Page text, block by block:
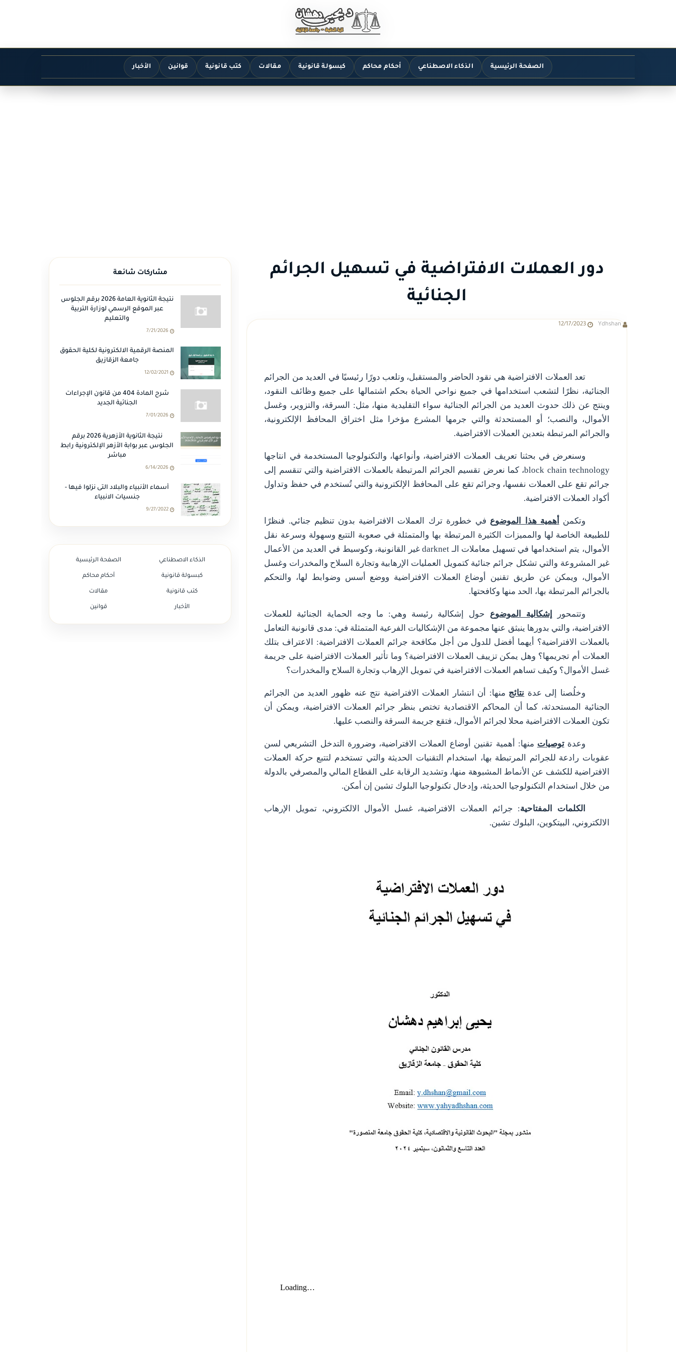
الصفحة الرئيسية الذكاء الاصطناعي أحكام محاكم كبسولة قانونية مقالات كتب قانونية قوانين الأخبار
دور العملات الافتراضية في تسهيل الجرائم
الجنائية
Ydhshan
12/17/2023
تعد العملات الافتراضية هي نقود الحاضر والمستقبل، وتلعب دورًا رئيسيًا في العديد من الجرائم
الجنائية، نظرًا لتشعب استخدامها في جميع نواحي الحياة بحكم اشتمالها على جميع وظائف النقود،
وينتج عن ذلك حدوث العديد من الجرائم الجنائية سواء التقليدية منها، مثل: السرقة، والتزوير، وغسل
الأموال، والنصب؛ أو المستحدثة والتي جرمها المشرع مؤخرا مثل اختراق المحافظ الإلكترونية،
والجرائم المرتبطة بتعدين العملات الافتراضية.
وسنعرض في بحثنا تعريف العملات الافتراضية، وأنواعها، والتكنولوجيا المستخدمة في انتاجها
block chain technology، كما نعرض تقسيم الجرائم المرتبطة بالعملات الافتراضية والتي تنقسم إلى
جرائم تقع على العملات نفسها، وجرائم تقع على المحافظ الإلكترونية والتي تُستخدم في حفظ وتداول
أكواد العملات الافتراضية.
وتكمن أهمية هذا الموضوع في خطورة ترك العملات الافتراضية بدون تنظيم جنائي. فنظرًا
للطبيعة الخاصة لها والمميزات الكثيرة المرتبطة بها والمتمثلة في صعوبة التتبع وسهولة وسرعة نقل
الأموال، يتم استخدامها في تسهيل معاملات الـ darknetغير القانونية، وكوسيط في العديد من الأعمال
غير المشروعة والتي تشكل جرائم جنائية كتمويل العمليات الإرهابية وتجارة السلاح والمخدرات وغسل
الأموال، ويمكن عن طريق تقنين أوضاع العملات الافتراضية ووضع أسس وضوابط لها، والتحكم
بالجرائم المرتبطة بها، الحد منها وكافحتها.
وتتمحور إشكالية الموضوع حول إشكالية رئيسة وهي: ما وجه الحماية الجنائية للعملات
الافتراضية، والتي بدورها ينبثق عنها مجموعة من الإشكاليات الفرعية المتمثلة في: مدى قانونية التعامل
بالعملات الافتراضية؟ أيهما أفضل للدول من أجل مكافحة جرائم العملات الافتراضية: الاعتراف بتلك
العملات أم تجريمها؟ وهل يمكن تزييف العملات الافتراضية؟ وما تأثير العملات الافتراضية على جريمة
غسل الأموال؟ وكيف تساهم العملات الافتراضية في تمويل الإرهاب وتجارة السلاح والمخدرات؟
وخلُصنا إلى عدة نتائج منها: أن انتشار العملات الافتراضية نتج عنه ظهور العديد من الجرائم
الجنائية المستحدثة، كما أن المحاكم الاقتصادية تختص بنظر جرائم العملات الافتراضية، ويمكن أن
تكون العملات الافتراضية محلا لجرائم الأموال، فتقع جريمة السرقة والنصب عليها.
وعدةتوصيات منها: أهمية تقنين أوضاع العملات الافتراضية، وضرورة التدخل التشريعي لسن
عقوبات رادعة للجرائم المرتبطة بها، استخدام التقنيات الحديثة والتي تستخدم لتتبع حركة العملات
الافتراضية للكشف عن الأنماط المشبوهة منها، وتشديد الرقابة على القطاع المالي والمصرفي بالدولة
من خلال استخدام التكنولوجيا الحديثة، وإدخال تكنولوجيا البلوك تشين إن أمكن.
الكلمات المفتاحية: جرائم العملات الافتراضية، غسل الأموال الالكتروني، تمويل الإرهاب
الالكتروني، البيتكوين، البلوك تشين.
مشاركات شائعة
نتيجة الثانوية العامة 2026 برقم الجلوس
عبر الموقع الرسمي لوزارة التربية
والتعليم
7/21/2026
المنصة الرقمية الالكترونية لكلية الحقوق
جامعة الزقازيق
12/02/2021
شرح المادة 404 من قانون الإجراءات
الجنائية الجديد
7/01/2026
نتيجة الثانوية الأزهرية 2026 برقم
الجلوس عبر بوابة الأزهر الإلكترونية رابط
مباشر
6/14/2026
أسماء الأنبياء والبلاد التى نزلوا فيها -
جنسيات الانبياء
9/27/2022
الصفحة الرئيسية الذكاء الاصطناعي
أحكام محاكم كبسولة قانونية
مقالات كتب قانونية
قوانين الأخبار